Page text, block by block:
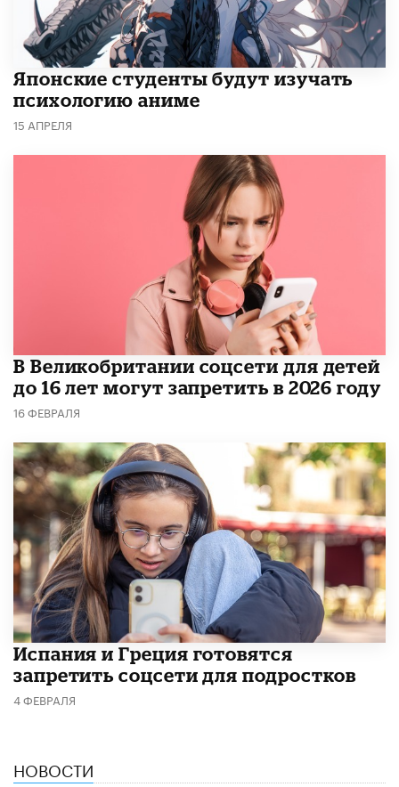
Японские студенты будут изучать
психологию аниме
15 АПРЕЛЯ
В Великобритании соцсети для детей
до 16 лет могут запретить в 2026 году
16 ФЕВРАЛЯ
Испания и Греция готовятся
запретить соцсети для подростков
4 ФЕВРАЛЯ
НОВОСТИ